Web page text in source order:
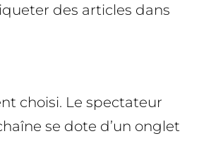
des articles dans
choisi. Le spectateur
se dote d’un onglet